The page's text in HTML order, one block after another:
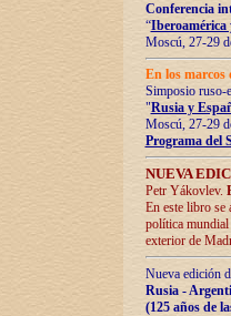
Conferencia
“Iberoamérica
Moscú, 27-29
En los marcos
Simposio ruso-
"Rusia y
Moscú, 27-29
Programa del
NUEVA
Petr Yákovlev.
En este libro se
política mundial
exterior de
Nueva edición
Rusia -
(125 años de